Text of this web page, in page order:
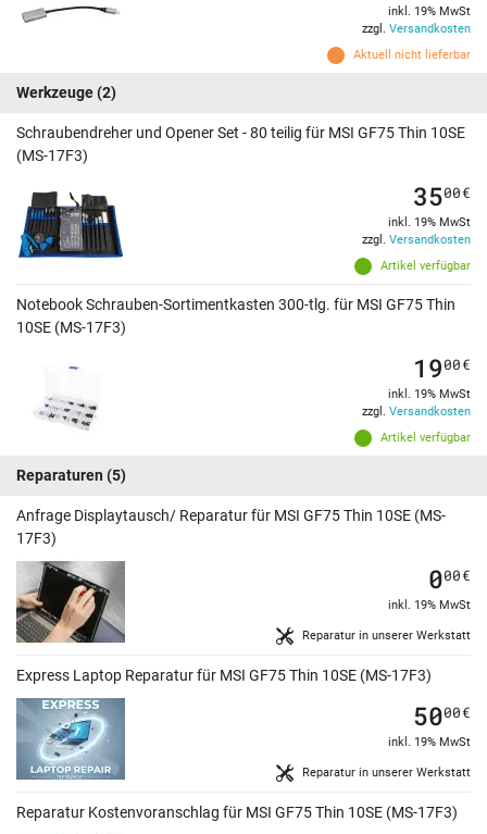
Aktuell nicht lieferbar
inkl. 19% MwSt
zzgl. Versandkosten
Werkzeuge(2)
Schraubendreher und Opener Set - 80 teilig für MSI GF75 Thin 10SE
(MS-17F3)
Artikel verfügbar
3500€
inkl. 19% MwSt
zzgl. Versandkosten
Notebook Schrauben-Sortimentkasten 300-tlg. für MSI GF75 Thin
10SE (MS-17F3)
Artikel verfügbar
1900€
inkl. 19% MwSt
zzgl. Versandkosten
Reparaturen (5)
Anfrage Displaytausch/ Reparatur für MSI GF75 Thin 10SE (MS-
17F3)
Reparatur in unserer Werkstatt
000€
inkl. 19% MwSt
Express Laptop Reparatur für MSI GF75 Thin 10SE (MS-17F3)
Reparatur in unserer Werkstatt
5000€
inkl. 19% MwSt
Reparatur Kostenvoranschlag für MSI GF75 Thin 10SE (MS-17F3)